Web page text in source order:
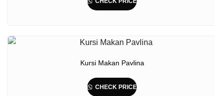
Kursi Makan Pavlina
CHECK PRICE